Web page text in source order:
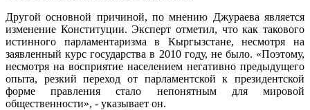
Другой основной причиной, по мнению Джураева является
изменение Конституции. Эксперт отметил, что как такового
истинного парламентаризма в Кыргызстане, несмотря на
заявленный курс государства в 2010 году, не было. «Поэтому,
несмотря на восприятие населением негативно предыдущего
опыта, резкий переход от парламентской к президентской
форме правления стало непонятным для мировой
общественности», - указывает он.